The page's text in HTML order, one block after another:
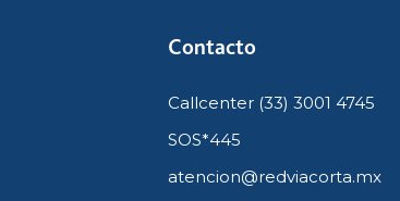
Contacto
Callcenter (33) 3001 4745
SOS*445
atencion@redviacorta.mx